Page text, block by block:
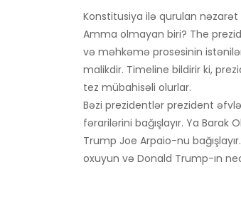
Konstitusiya ilə qurulan
Amma olmayan biri? The
və məhkəmə prosesinin
malikdir. Timeline bildirir ki,
tez mübahisəli olurlar.
Bəzi prezidentlər prezident
fərarilərini bağışlayır. Ya Barak
Trump Joe Arpaio-nu
oxuyun və Donald Trump-ın